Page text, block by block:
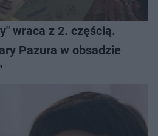
wraca z 2. częścią.
Pazura w obsadzie